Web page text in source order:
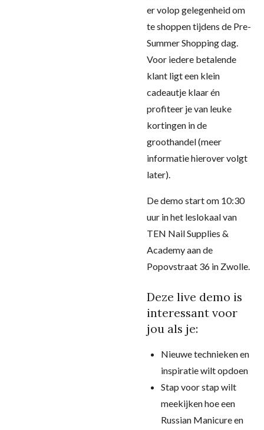
er volop gelegenheid om
te shoppen tijdens de Pre-
Summer Shopping dag.
Voor iedere betalende
klant ligt een klein
cadeautje klaar én
profiteer je van leuke
kortingen in de
groothandel (meer
informatie hierover volgt
later).
De demo start om 10:30
uur in het leslokaal van
TEN Nail Supplies &
Academyaan de
Popovstraat 36 in Zwolle.
Deze live demo is
interessant voor
jou als je:
Nieuwe technieken en
inspiratie wilt opdoen
Stap voor stap wilt
meekijken hoe een
Russian Manicure en